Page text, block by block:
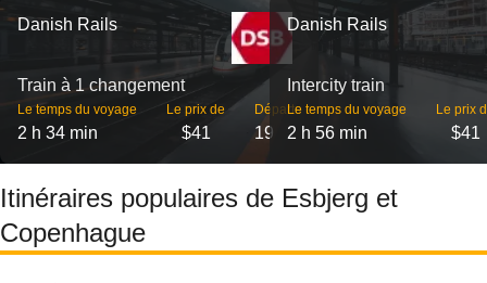
Danish Rails
Train à 1 changement
Le temps du voyage
2 h 34 min
Le prix de
$41
Départs
19
Danish Rails
Intercity train
Le temps du voyage
2 h 56 min
Le prix
$41
Itinéraires populaires de Esbjerg et
Copenhague